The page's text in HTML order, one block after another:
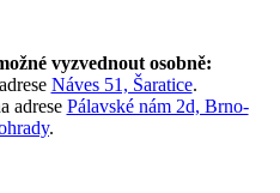
vyzvednout osobně:
Náves 51, Šaratice.
adrese Pálavské nám 2d, Brno-
.